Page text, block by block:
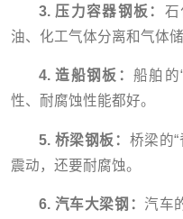
3. 压力容器钢板： 石
油、化工气体分离和气体
4. 造船钢板： 船舶的
性、耐腐蚀性能都好。
5. 桥梁钢板： 桥梁的
震动，还要耐腐蚀。
6. 汽车大梁钢： 汽车